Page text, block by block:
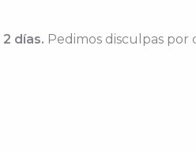
2 días. Pedimos disculpas